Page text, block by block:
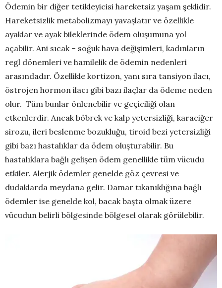
Ödemin bir diğer tetikleyicisi hareketsiz yaşam şeklidir.
Hareketsizlik metabolizmayı yavaşlatır ve özellikle
ayaklar ve ayak bileklerinde ödem oluşumuna yol
açabilir. Ani sıcak – soğuk hava değişimleri, kadınların
regl dönemleri ve hamilelik de ödemin nedenleri
arasındadır. Özellikle kortizon, yanı sıra tansiyon ilacı,
östrojen hormon ilacı gibi bazı ilaçlar da ödeme neden
olur. Tüm bunlar önlenebilir ve geçiciliği olan
etkenlerdir. Ancak böbrek ve kalp yetersizliği, karaciğer
sirozu, ileri beslenme bozukluğu, tiroid bezi yetersizliği
gibi bazı hastalıklar da ödem oluşturabilir. Bu
hastalıklara bağlı gelişen ödem genellikle tüm vücudu
etkiler. Alerjik ödemler genelde göz çevresi ve
dudaklarda meydana gelir. Damar tıkanıklığına bağlı
ödemler ise genelde kol, bacak başta olmak üzere
vücudun belirli bölgesinde bölgesel olarak görülebilir.